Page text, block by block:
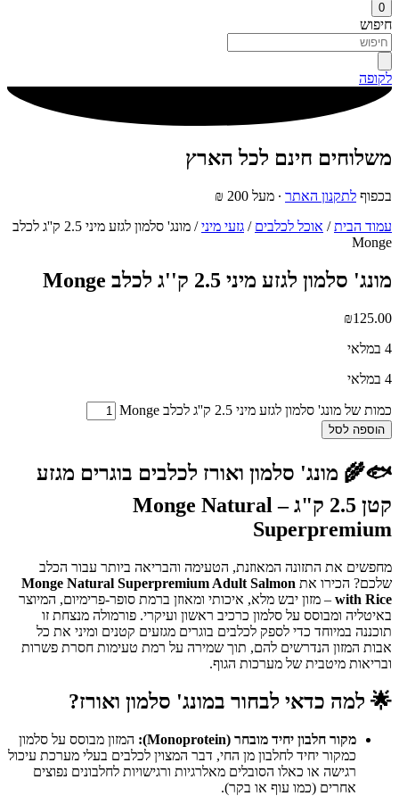
0
חיפוש
לקופה
משלוחים חינם לכל הארץ
בכפוף לתקנון האתר ∙ מעל 200 ₪
עמוד הבית/ אוכל לכלבים / גזעי מיני
/ מונג' סלמון לגזע מיני 2.5 ק''ג לכלב
Monge
מונג' סלמון לגזע מיני 2.5 ק''ג לכלב Monge
₪125.00
4 במלאי
4 במלאי
כמות של מונג' סלמון לגזע מיני 2.5 ק''ג לכלב Monge
הוספה לסל
🐟🌾 מונג' סלמון ואורז לכלבים בוגרים מגזע
קטן 2.5 ק"ג – Monge Natural
Superpremium
מחפשים את התזונה המאוזנת, הטעימה והבריאה ביותר עבור הכלב
שלכם? הכירו את Monge Natural Superpremium Adult Salmon
with Rice – מזון יבש מלא, איכותי ומאוזן ברמת סופר-פרימיום, המיוצר
באיטליה ומבוסס על סלמון כרכיב ראשון ועיקרי. פורמולה מנצחת זו
תוכננה במיוחד כדי לספק לכלבים בוגרים מגזעים קטנים ומיני את כל
אבות המזון הנדרשים להם, תוך שמירה על רמת טעימות חסרת פשרות
ובריאות מיטבית של מערכות הגוף.
🌟 למה כדאי לבחור במונג' סלמון ואורז?
מקור חלבון יחיד מובחר (Monoprotein):
המזון מבוסס על סלמון
כמקור יחיד לחלבון מן החי, דבר המצוין לכלבים בעלי מערכת עיכול
רגישה או כאלו הסובלים מאלרגיות ורגישויות לחלבונים נפוצים
אחרים (כמו עוף או בקר).